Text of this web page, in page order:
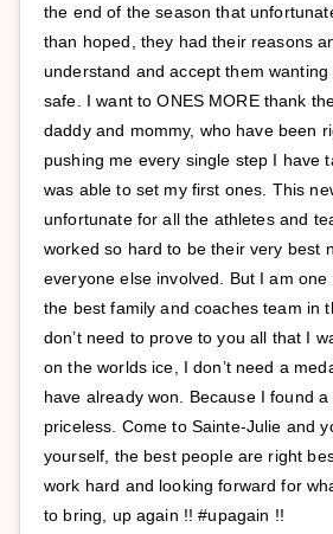
the end of the season that
than hoped, they had their reasons
understand and accept them
safe. I want to ONES MORE thank
daddy and mommy, who have been
pushing me every single step I have
was able to set my first ones. This
unfortunate for all the athletes and
worked so hard to be their very best
everyone else involved. But I am
the best family and coaches team in
don’t need to prove to you all that I
on the worlds ice, I don’t need a
have already won. Because I found
priceless. Come to Sainte-Julie and
yourself, the best people are right
work hard and looking forward for
to bring, up again !! #upagain !!